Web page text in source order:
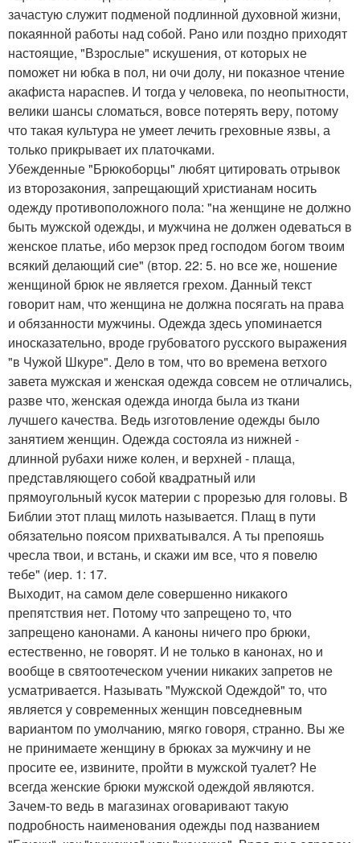
зачастую служит подменой подлинной духовной жизни,
покаянной работы над собой. Рано или поздно приходят
настоящие, "Взрослые" искушения, от которых не
поможет ни юбка в пол, ни очи долу, ни показное чтение
акафиста нараспев. И тогда у человека, по неопытности,
велики шансы сломаться, вовсе потерять веру, потому
что такая культура не умеет лечить греховные язвы, а
только прикрывает их платочками.
Убежденные "Брюкоборцы" любят цитировать отрывок
из второзакония, запрещающий христианам носить
одежду противоположного пола: "на женщине не должно
быть мужской одежды, и мужчина не должен одеваться в
женское платье, ибо мерзок пред господом богом твоим
всякий делающий сие" (втор. 22: 5. но все же, ношение
женщиной брюк не является грехом. Данный текст
говорит нам, что женщина не должна посягать на права
и обязанности мужчины. Одежда здесь упоминается
иносказательно, вроде грубоватого русского выражения
"в Чужой Шкуре". Дело в том, что во времена ветхого
завета мужская и женская одежда совсем не отличались,
разве что, женская одежда иногда была из ткани
лучшего качества. Ведь изготовление одежды было
занятием женщин. Одежда состояла из нижней -
длинной рубахи ниже колен, и верхней - плаща,
представляющего собой квадратный или
прямоугольный кусок материи с прорезью для головы. В
Библии этот плащ милоть называется. Плащ в пути
обязательно поясом прихватывался. А ты препояшь
чресла твои, и встань, и скажи им все, что я повелю
тебе" (иер. 1: 17.
Выходит, на самом деле совершенно никакого
препятствия нет. Потому что запрещено то, что
запрещено канонами. А каноны ничего про брюки,
естественно, не говорят. И не только в канонах, но и
вообще в святоотеческом учении никаких запретов не
усматривается. Называть "Мужской Одеждой" то, что
является у современных женщин повседневным
вариантом по умолчанию, мягко говоря, странно. Вы же
не принимаете женщину в брюках за мужчину и не
просите ее, извините, пройти в мужской туалет? Не
всегда женские брюки мужской одеждой являются.
Зачем-то ведь в магазинах оговаривают такую
подробность наименования одежды под названием